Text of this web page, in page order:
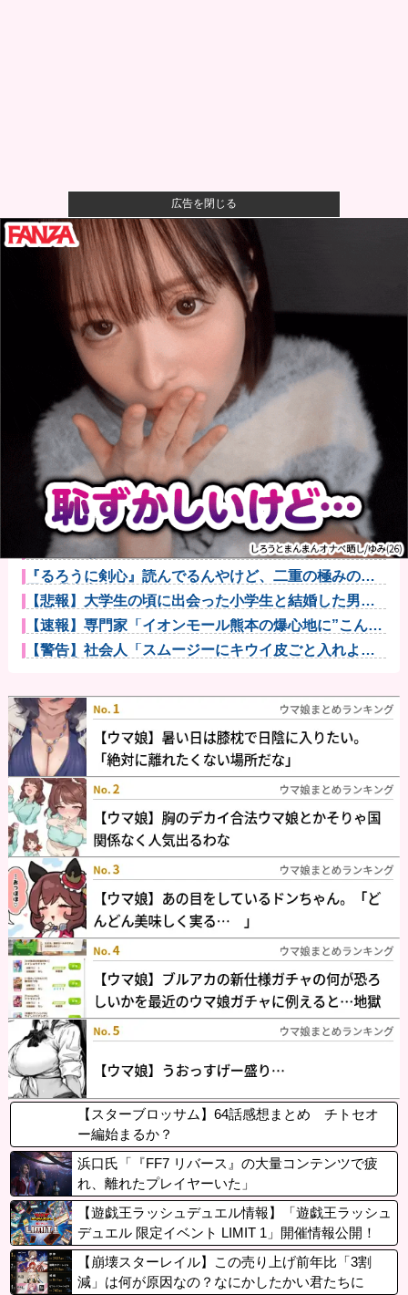
【画像】かつて天下を獲っていたYouTuberの現在ｗｗ
【速報】熊本イオンモール、爆発の原因は『これ』の
【衝撃】ワイのパッパ、会社でナンバーツーになった
結果ｗｗｗｗ...
可愛すぎるおむすび屋さん（28）、新店舗に4000万円
クラフ...
阪神 小谷野栄一、片山大樹コーチが体調不良でベン
チ外、2軍か...
【食品消費税ゼロ】そんなに効果あるか？他
【衝撃】50代女性、京大病院で脳腫瘍手術→“腫瘍の無
い部位”...
【ロッテ対オリックス18回戦】ロッテ・安田、オリッ
クス・寺西...
【悲報】明日花キララさん、専門家からあまりにも非
情な一言を告...
巨乳インフルエンサー「20歳でアルファード一括で買
えちゃう私...
『るろうに剣心』読んでるんやけど、二重の極みの理
屈が理解出来...
【悲報】大学生の頃に出会った小学生と結婚した男、
めちゃくちゃ...
【速報】専門家「イオンモール熊本の爆心地に”こんな
もの”があ...
【警告】社会人「スムージーにキウイ皮ごと入れよ。
【スターブロッサム】64話感想まとめ チトセオ
ー編始まるか？
浜口氏「『FF7 リバース』の大量コンテンツで疲
れ、離れたプレイヤーいた」
【遊戯王ラッシュデュエル情報】「遊戯王ラッシュ
デュエル 限定イベント LIMIT 1」開催情報公開！
【崩壊スターレイル】この売り上げ前年比「3割
減」は何が原因なの？なにかしたかい君たちに
広告を閉じる